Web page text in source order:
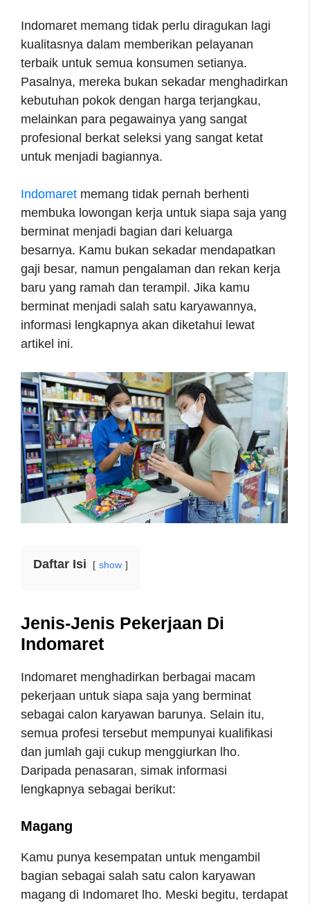
Indomaret memang tidak perlu diragukan lagi
kualitasnya dalam memberikan pelayanan
terbaik untuk semua konsumen setianya.
Pasalnya, mereka bukan sekadar menghadirkan
kebutuhan pokok dengan harga terjangkau,
melainkan para pegawainya yang sangat
profesional berkat seleksi yang sangat ketat
untuk menjadi bagiannya.
Indomaret memang tidak pernah berhenti
membuka lowongan kerja untuk siapa saja yang
berminat menjadi bagian dari keluarga
besarnya. Kamu bukan sekadar mendapatkan
gaji besar, namun pengalaman dan rekan kerja
baru yang ramah dan terampil. Jika kamu
berminat menjadi salah satu karyawannya,
informasi lengkapnya akan diketahui lewat
artikel ini.
Daftar Isi show
Jenis-Jenis Pekerjaan Di
Indomaret
Indomaret menghadirkan berbagai macam
pekerjaan untuk siapa saja yang berminat
sebagai calon karyawan barunya. Selain itu,
semua profesi tersebut mempunyai kualifikasi
dan jumlah gaji cukup menggiurkan lho.
Daripada penasaran, simak informasi
lengkapnya sebagai berikut:
Magang
Kamu punya kesempatan untuk mengambil
bagian sebagai salah satu calon karyawan
magang di Indomaret lho. Meski begitu, terdapat